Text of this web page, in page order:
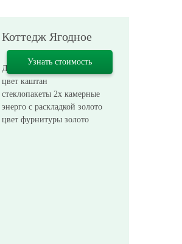
Коттедж Ягодное
Дерево сосна
цвет каштан
стеклопакеты 2х камерные
энерго c раскладкой золото
цвет фурнитуры золото
Узнать стоимость